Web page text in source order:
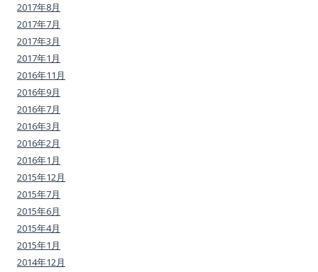
2017年8月
2017年7月
2017年3月
2017年1月
2016年11月
2016年9月
2016年7月
2016年3月
2016年2月
2016年1月
2015年12月
2015年7月
2015年6月
2015年4月
2015年1月
2014年12月